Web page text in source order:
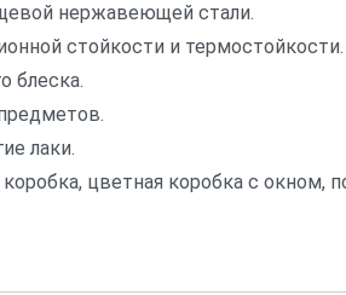
нержавеющей стали.
стойкости и термостойкости.
блеска.
лаки.
цветная коробка с окном,